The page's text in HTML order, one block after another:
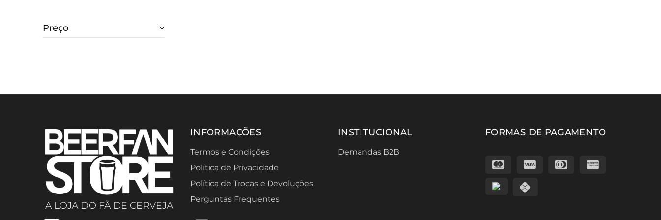
Preço
A LOJA DO FÃ DE CERVEJA
INFORMAÇÕES
Termos e Condições
Política de Privacidade
Política de Trocas e Devoluções
Perguntas Frequentes
INSTITUCIONAL
Demandas B2B
FORMAS DE PAGAMENTO